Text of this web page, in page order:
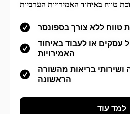
טווח ללא צורך בספונסר
עסקים או לעבוד באיחוד
האמירויות
בריאות מהשורה
הראשונה
למד עוד